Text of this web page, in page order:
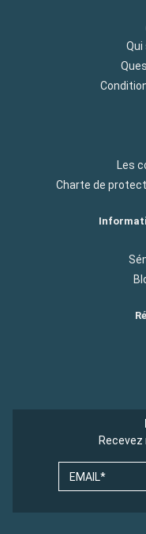
Les
Charte de
EMAIL*